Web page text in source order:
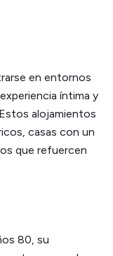
en entornos
íntima y
alojamientos
casas con un
que refuercen
80, su